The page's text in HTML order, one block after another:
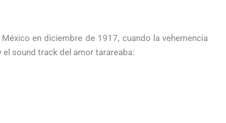
en diciembre de 1917, cuando la vehemencia
sound track del amor tarareaba: